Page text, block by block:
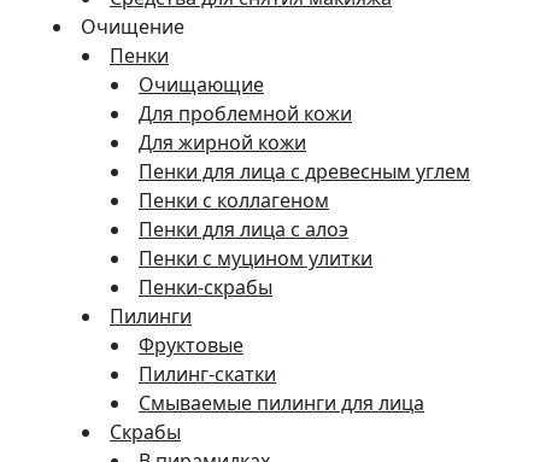
Очищение
Пенки
Очищающие
Для проблемной кожи
Для жирной кожи
Пенки для лица с древесным углем
Пенки с коллагеном
Пенки для лица с алоэ
Пенки с муцином улитки
Пенки-скрабы
Пилинги
Фруктовые
Пилинг-скатки
Смываемые пилинги для лица
Скрабы